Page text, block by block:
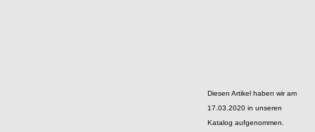
Diesen Artikel haben wir am
17.03.2020 in unseren
Katalog aufgenommen.